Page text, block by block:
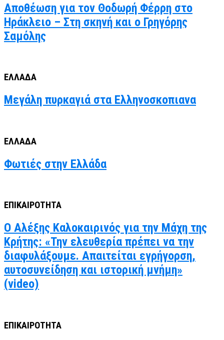
Αποθέωση για τον Θοδωρή Φέρρη στο
Ηράκλειο – Στη σκηνή και ο Γρηγόρης
Σαμόλης
ΕΛΛΑΔΑ
Μεγάλη πυρκαγιά στα Ελληνοσκοπιανα
ΕΛΛΑΔΑ
Φωτιές στην Ελλάδα
ΕΠΙΚΑΙΡΟΤΗΤΑ
Ο Αλέξης Καλοκαιρινός για την Μάχη της
Κρήτης: «Την ελευθερία πρέπει να την
διαφυλάξουμε. Απαιτείται εγρήγορση,
αυτοσυνείδηση και ιστορική μνήμη»
(video)
ΕΠΙΚΑΙΡΟΤΗΤΑ